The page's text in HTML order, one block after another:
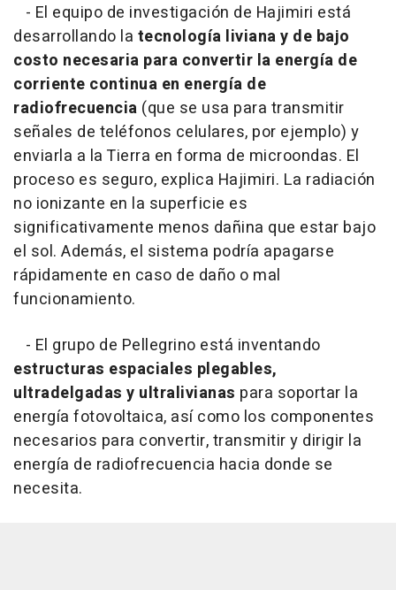
- El equipo de investigación de Hajimiri está
desarrollando la tecnología liviana y de bajo
costo necesaria para convertir la energía de
corriente continua en energía de
radiofrecuencia (que se usa para transmitir
señales de teléfonos celulares, por ejemplo) y
enviarla a la Tierra en forma de microondas. El
proceso es seguro, explica Hajimiri. La radiación
no ionizante en la superficie es
significativamente menos dañina que estar bajo
el sol. Además, el sistema podría apagarse
rápidamente en caso de daño o mal
funcionamiento.
- El grupo de Pellegrino está inventando
estructuras espaciales plegables,
ultradelgadas y ultralivianas para soportar la
energía fotovoltaica, así como los componentes
necesarios para convertir, transmitir y dirigir la
energía de radiofrecuencia hacia donde se
necesita.